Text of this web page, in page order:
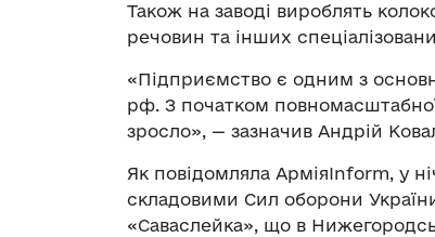
Також на заводі вироблять
речовин та інших
«Підприємство є одним з
рф. З початком
зросло», — зазначив Андрій
Як повідомляла АрміяInform, у
складовими Сил оборони
«Саваслейка», що в